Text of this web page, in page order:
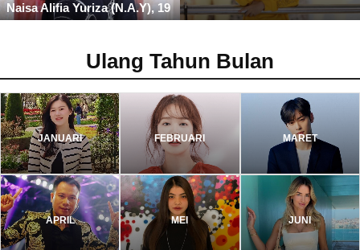
Naisa Alifia Yuriza (N.A.Y), 19
Ulang Tahun Bulan
JANUARI FEBRUARI MARET
APRIL MEI JUNI